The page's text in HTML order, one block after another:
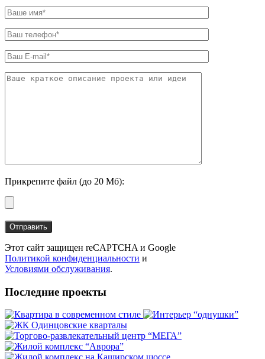
Прикрепите файл (до 20 Мб):
Этот сайт защищен reCAPTCHA и Google
Политикой конфиденциальности и
Условиями обслуживания.
Последние проекты